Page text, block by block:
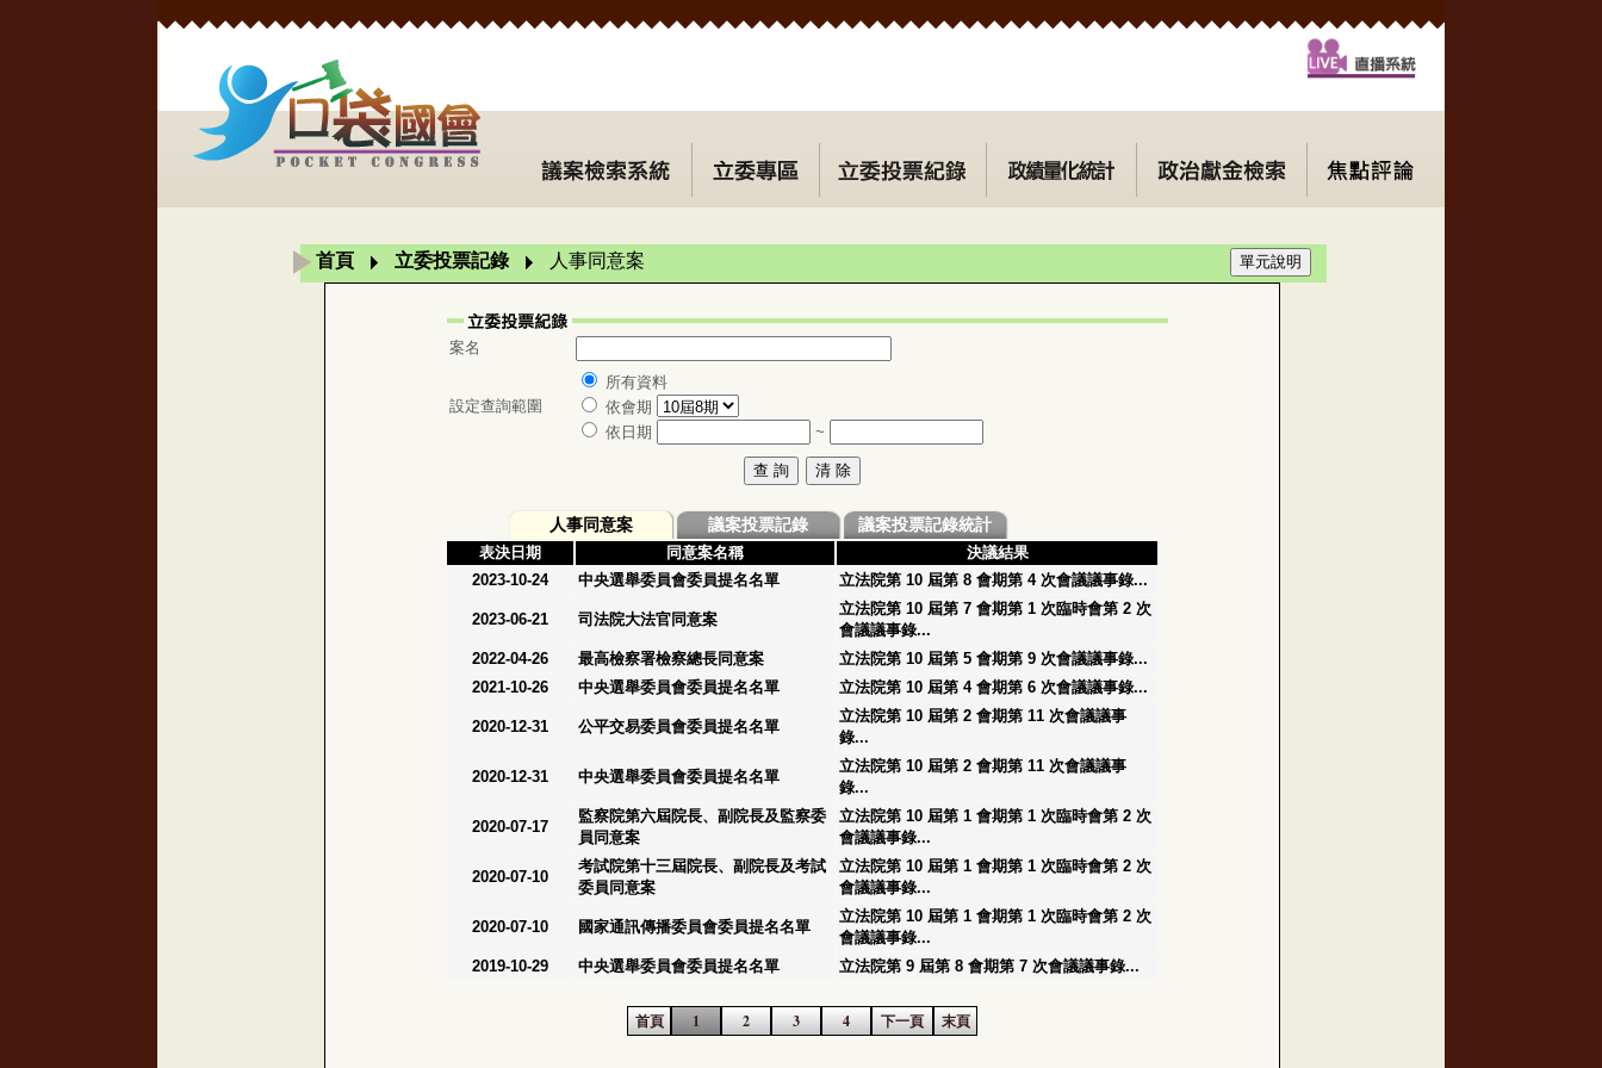
首頁 立委投票記錄 人事同意案
案名
設定查詢範圍
所有資料
依會期
依日期
~
人事同意案 議案投票記錄 議案投票記錄統計
表決日期 同意案名稱
決議結果
2023-10-24
中央選舉委員會委員提名名單 立法院第 10 屆第 8 會期第 4 次會議議事錄...
2023-06-21 司法院大法官同意案
立法院第 10 屆第 7 會期第 1 次臨時會第 2 次
會議議事錄...
2022-04-26
最高檢察署檢察總長同意案
立法院第 10 屆第 5 會期第 9 次會議議事錄...
2021-10-26
中央選舉委員會委員提名名單 立法院第 10 屆第 4 會期第 6 次會議議事錄...
2020-12-31 公平交易委員會委員提名名單
立法院第 10 屆第 2 會期第 11 次會議議事
錄...
2020-12-31 中央選舉委員會委員提名名單
立法院第 10 屆第 2 會期第 11 次會議議事
錄...
2020-07-17
監察院第六屆院長、副院長及監察委
員同意案
立法院第 10 屆第 1 會期第 1 次臨時會第 2 次
會議議事錄...
2020-07-10
考試院第十三屆院長、副院長及考試
委員同意案
立法院第 10 屆第 1 會期第 1 次臨時會第 2 次
會議議事錄...
2020-07-10 國家通訊傳播委員會委員提名名單
立法院第 10 屆第 1 會期第 1 次臨時會第 2 次
會議議事錄...
2019-10-29
中央選舉委員會委員提名名單 立法院第 9 屆第 8 會期第 7 次會議議事錄...
首頁 1 2 3 4 下一頁 末頁